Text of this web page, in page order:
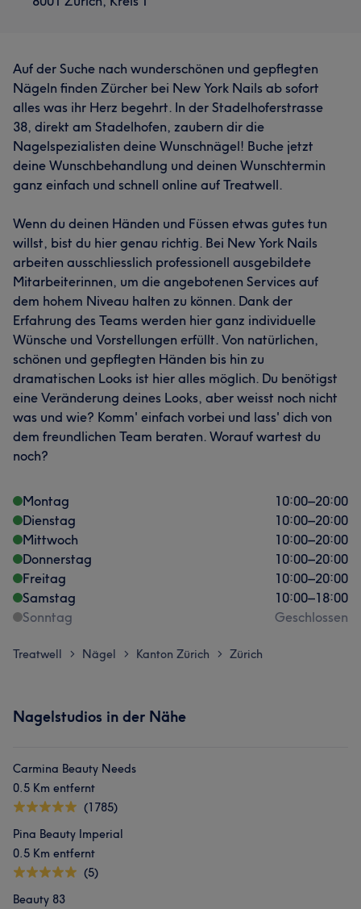
Auf der Suche nach wunderschönen und gepflegten
Nägeln finden Zürcher bei New York Nails ab sofort
alles was ihr Herz begehrt. In der Stadelhoferstrasse
38, direkt am Stadelhofen, zaubern dir die
Nagelspezialisten deine Wunschnägel! Buche jetzt
deine Wunschbehandlung und deinen Wunschtermin
ganz einfach und schnell online auf Treatwell.
Wenn du deinen Händen und Füssen etwas gutes tun
willst, bist du hier genau richtig. Bei New York Nails
arbeiten ausschliesslich professionell ausgebildete
Mitarbeiterinnen, um die angebotenen Services auf
dem hohem Niveau halten zu können. Dank der
Erfahrung des Teams werden hier ganz individuelle
Wünsche und Vorstellungen erfüllt. Von natürlichen,
schönen und gepflegten Händen bis hin zu
dramatischen Looks ist hier alles möglich. Du benötigst
eine Veränderung deines Looks, aber weisst noch nicht
was und wie? Komm' einfach vorbei und lass' dich von
dem freundlichen Team beraten. Worauf wartest du
noch?
Montag 10:00–20:00
Dienstag
10:00–20:00
Mittwoch
10:00–20:00
Donnerstag
10:00–20:00
Freitag
10:00–20:00
Samstag
10:00–18:00
Sonntag
Geschlossen
Treatwell > Nägel > Kanton Zürich > Zürich
Nagelstudios in der Nähe
Carmina Beauty Needs
0.5 Km entfernt
(1785)
Pina Beauty Imperial
0.5 Km entfernt
(5)
Beauty 83